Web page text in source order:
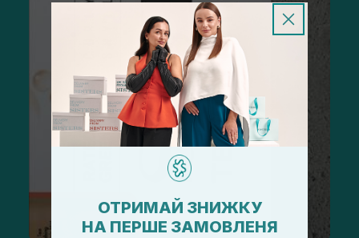
ОТРИМАЙ ЗНИЖКУ
НА ПЕРШЕ ЗАМОВЛЕНЯ